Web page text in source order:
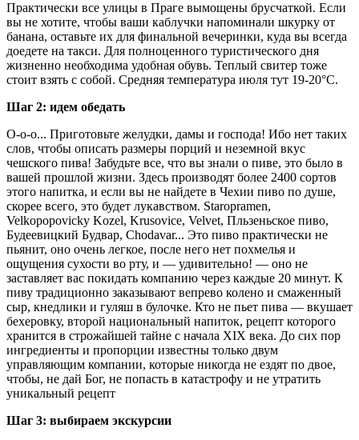
Практически все улицы в Праге вымощены брусчаткой. Если
вы не хотите, чтобы ваши каблучки напоминали шкурку от
банана, оставьте их для финальной вечеринки, куда вы всегда
доедете на такси. Для полноценного туристического дня
жизненно необходима удобная обувь. Теплый свитер тоже
стоит взять с собой. Средняя температура июля тут 19-20°С.
Шаг 2: идем обедать
О-о-о... Приготовьте желудки, дамы и господа! Ибо нет таких
слов, чтобы описать размеры порций и неземной вкус
чешского пива! Забудьте все, что вы знали о пиве, это было в
вашей прошлой жизни. Здесь производят более 2400 сортов
этого напитка, и если вы не найдете в Чехии пиво по душе,
скорее всего, это будет лукавством. Staropramen,
Velkopopovicky Kozel, Krusovice, Velvet, Пльзеньское пиво,
Будеевицкий Будвар, Chodavar... Это пиво практически не
пьянит, оно очень легкое, после него нет похмелья и
ощущения сухости во рту, и — удивительно! — оно не
заставляет вас покидать компанию через каждые 20 минут. К
пиву традиционно заказывают вепрево колено и смаженный
сыр, кнедлики и гуляш в булочке. Кто не пьет пива — вкушает
бехеровку, второй национальный напиток, рецепт которого
хранится в строжайшей тайне с начала XIX века. До сих пор
ингредиенты и пропорции известны только двум
управляющим компании, которые никогда не ездят по двое,
чтобы, не дай Бог, не попасть в катастрофу и не утратить
уникальный рецепт
Шаг 3: выбираем экскурсии